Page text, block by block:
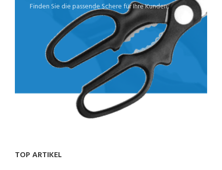
Finden Sie die passende Schere für Ihre Kunden.
TOP ARTIKEL